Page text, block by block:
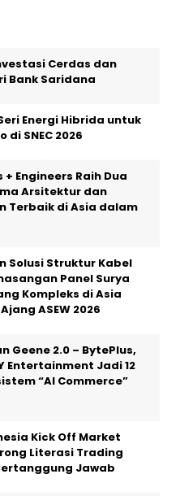
Cerdas dan
Bank Saridana
Energi Hibrida untuk
SNEC 2026
Engineers Raih Dua
Arsitektur dan
Terbaik di Asia dalam
Solusi Struktur Kabel
Panel Surya
Kompleks di Asia
ASEW 2026
Geene 2.0 – BytePlus,
Entertainment Jadi 12
“AI Commerce”
Kick Off Market
Literasi Trading
Jawab